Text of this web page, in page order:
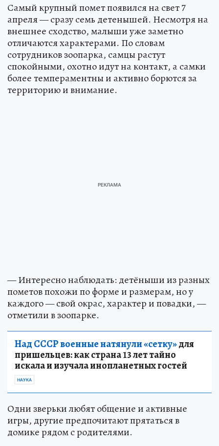
Самый крупный помет появился на свет 7
апреля — сразу семь детенышей. Несмотря на
внешнее сходство, малыши уже заметно
отличаются характерами. По словам
сотрудников зоопарка, самцы растут
спокойными, охотно идут на контакт, а самки
более темпераментны и активно борются за
территорию и внимание.
— Интересно наблюдать: детёныши из разных
пометов похожи по форме и размерам, но у
каждого — свой окрас, характер и повадки, —
отметили в зоопарке.
Над СССР военные натянули «сетку»для
пришельцев: как страна 13 лет тайно
искала и изучала инопланетных гостей
НАУКА
Одни зверьки любят общение и активные
игры, другие предпочитают прятаться в
домике рядом с родителями.